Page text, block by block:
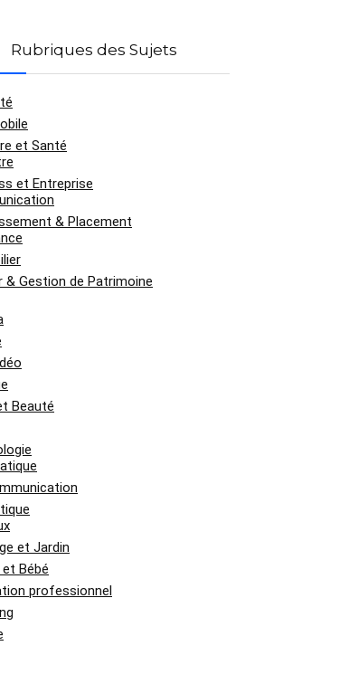
Rubriques des Sujets
et Santé
et Entreprise
& Placement
& Gestion de Patrimoine
Beauté
et Jardin
Bébé
professionnel